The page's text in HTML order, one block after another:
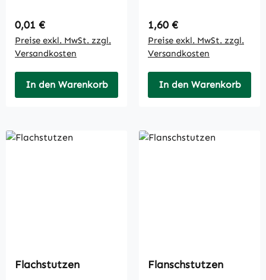
Regulärer Preis:
0,01 €
Preise exkl. MwSt. zzgl.
Versandkosten
In den Warenkorb
Regulärer Preis:
1,60 €
Preise exkl. MwSt. zzgl.
Versandkosten
In den Warenkorb
Flachstutzen Flanschstutzen